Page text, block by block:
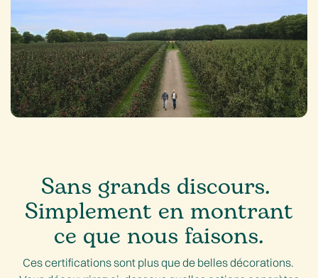
Sans grands discours.
Simplement en montrant
ce que nous faisons.
Ces certifications sont plus que de belles décorations.